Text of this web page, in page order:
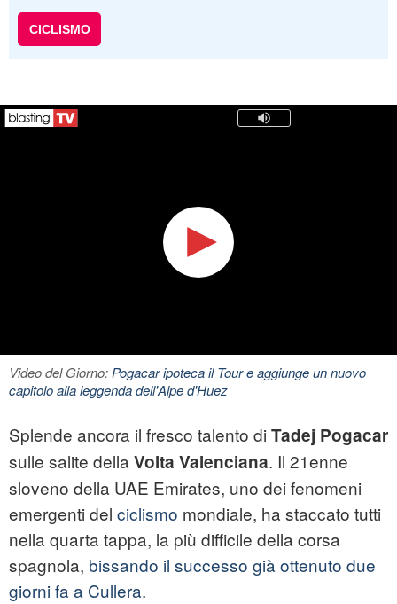
CICLISMO
Video del Giorno:Pogacar ipoteca il Tour e aggiunge un nuovo
capitolo alla leggenda dell'Alpe d'Huez
Splende ancora il fresco talento di Tadej Pogacar
sulle salite della Volta Valenciana. Il 21enne
sloveno della UAE Emirates, uno dei fenomeni
emergenti del ciclismo mondiale, ha staccato tutti
nella quarta tappa, la più difficile della corsa
spagnola, bissando il successo già ottenuto due
giorni fa a Cullera.